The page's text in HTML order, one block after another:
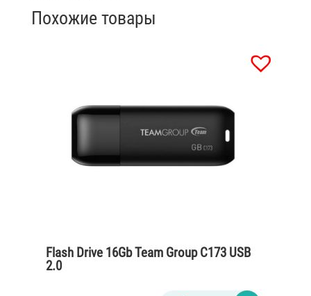
Похожие товары
Flash Drive 16Gb Team Group C173 USB
2.0